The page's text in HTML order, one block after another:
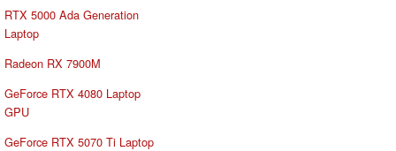
RTX 5000 Ada Generation
Laptop
Radeon RX 7900M
GeForce RTX 4080 Laptop
GPU
GeForce RTX 5070 Ti Laptop